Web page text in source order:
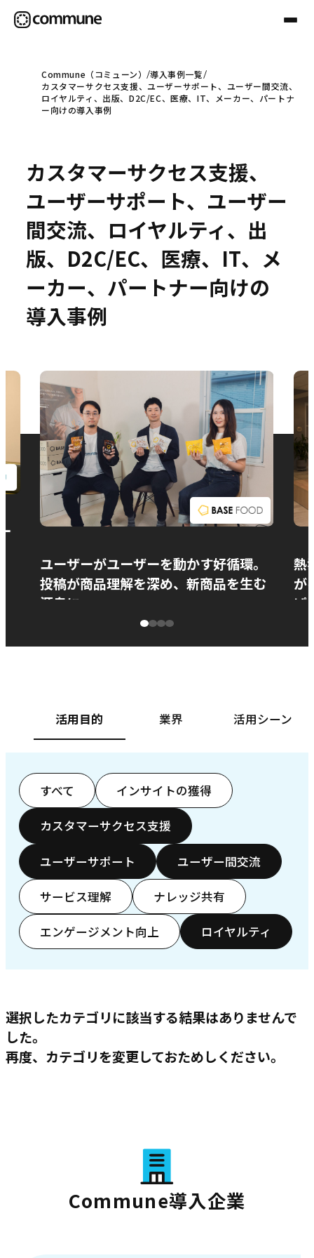
Communeについて
事例
セミナー
お役立ち情報
Commune（コミューン）
導入事例一覧
カスタマーサクセス支援、ユーザーサポート、ユーザー間交流、
ロイヤルティ、出版、D2C/EC、医療、IT、メーカー、パートナ
ー向けの導入事例
カスタマーサクセス支援、
ユーザーサポート、ユーザー
間交流、ロイヤルティ、出
版、D2C/EC、医療、IT、メ
ーカー、パートナー向けの
導入事例
ユーザーがユーザーを動かす好循環。
投稿が商品理解を深め、新商品を生む
源泉に
熱
が
ぱ
活用目的 業界 活用シーン
すべて インサイトの獲得
カスタマーサクセス支援
ユーザーサポート ユーザー間交流
サービス理解 ナレッジ共有
エンゲージメント向上 ロイヤルティ
選択したカテゴリに該当する結果はありませんで
した。
再度、カテゴリを変更しておためしください。
Commune導入企業